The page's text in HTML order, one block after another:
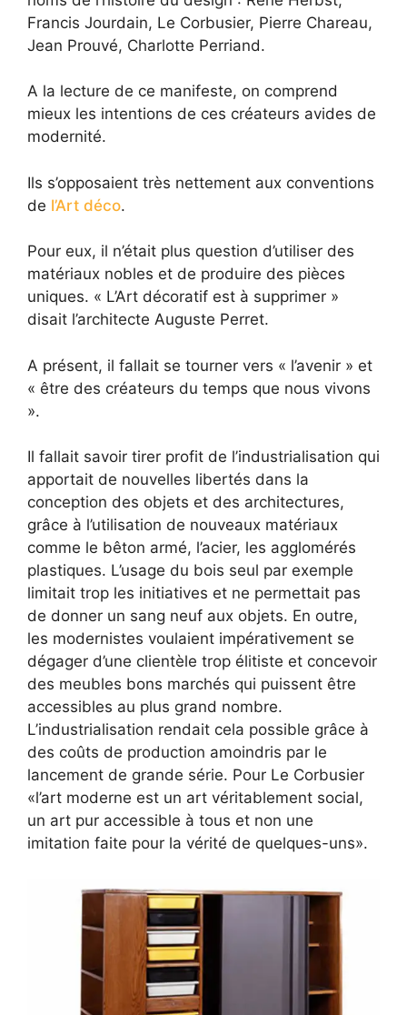
Francis Jourdain, Le Corbusier, Pierre Chareau,
Jean Prouvé, Charlotte Perriand.
A la lecture de ce manifeste, on comprend
mieux les intentions de ces créateurs avides de
modernité.
Ils s’opposaient très nettement aux conventions
de l’Art déco.
Pour eux, il n’était plus question d’utiliser des
matériaux nobles et de produire des pièces
uniques. « L’Art décoratif est à supprimer »
disait l’architecte Auguste Perret.
A présent, il fallait se tourner vers « l’avenir » et
« être des créateurs du temps que nous vivons
».
Il fallait savoir tirer profit de l’industrialisation qui
apportait de nouvelles libertés dans la
conception des objets et des architectures,
grâce à l’utilisation de nouveaux matériaux
comme le bêton armé, l’acier, les agglomérés
plastiques. L’usage du bois seul par exemple
limitait trop les initiatives et ne permettait pas
de donner un sang neuf aux objets. En outre,
les modernistes voulaient impérativement se
dégager d’une clientèle trop élitiste et concevoir
des meubles bons marchés qui puissent être
accessibles au plus grand nombre.
L’industrialisation rendait cela possible grâce à
des coûts de production amoindris par le
lancement de grande série. Pour Le Corbusier
«l’art moderne est un art véritablement social,
un art pur accessible à tous et non une
imitation faite pour la vérité de quelques-uns».